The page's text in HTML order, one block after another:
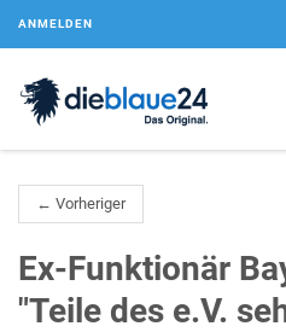
ANMELDEN
← Vorheriger
Ex-Funktionär
"Teile des e.V.